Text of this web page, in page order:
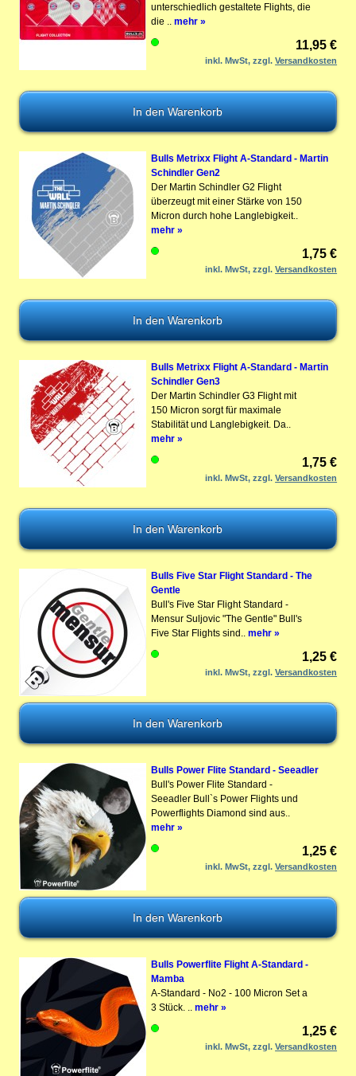
unterschiedlich gestaltete Flights, die
die .. mehr »
11,95 €
inkl. MwSt, zzgl.Versandkosten
Bulls Metrixx Flight A-Standard - Martin
Schindler Gen2
Der Martin Schindler G2 Flight
überzeugt mit einer Stärke von 150
Micron durch hohe Langlebigkeit..
mehr »
1,75 €
inkl. MwSt, zzgl.Versandkosten
Bulls Metrixx Flight A-Standard - Martin
Schindler Gen3
Der Martin Schindler G3 Flight mit
150 Micron sorgt für maximale
Stabilität und Langlebigkeit. Da..
mehr »
1,75 €
inkl. MwSt, zzgl.Versandkosten
Bulls Five Star Flight Standard - The
Gentle
Bull's Five Star Flight Standard -
Mensur Suljovic "The Gentle" Bull's
Five Star Flights sind.. mehr »
1,25 €
inkl. MwSt, zzgl.Versandkosten
Bulls Power Flite Standard - Seeadler
Bull's Power Flite Standard -
Seeadler Bull`s Power Flights und
Powerflights Diamond sind aus..
mehr »
1,25 €
inkl. MwSt, zzgl.Versandkosten
Bulls Powerflite Flight A-Standard -
Mamba
A-Standard - No2 - 100 Micron Set a
3 Stück. .. mehr »
1,25 €
inkl. MwSt, zzgl.Versandkosten